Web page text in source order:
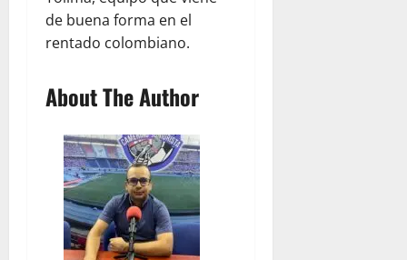
de buena forma en el
rentado colombiano.
About The Author